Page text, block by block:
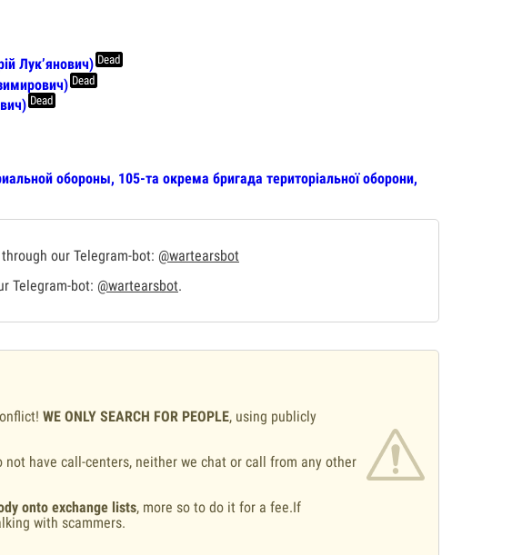
Лук’янович) Dead
Dead
Dead
обороны, 105-та окрема бригада територіальної оборони,
our Telegram-bot: @wartearsbot
Telegram-bot: @wartearsbot.
WE ONLY SEARCH FOR PEOPLE, using publicly
not have call-centers, neither we chat or call from any other
onto exchange lists, more so to do it for a fee.If
with scammers.